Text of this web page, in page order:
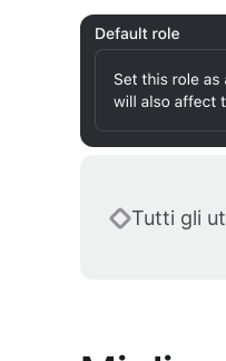
Tutti gli